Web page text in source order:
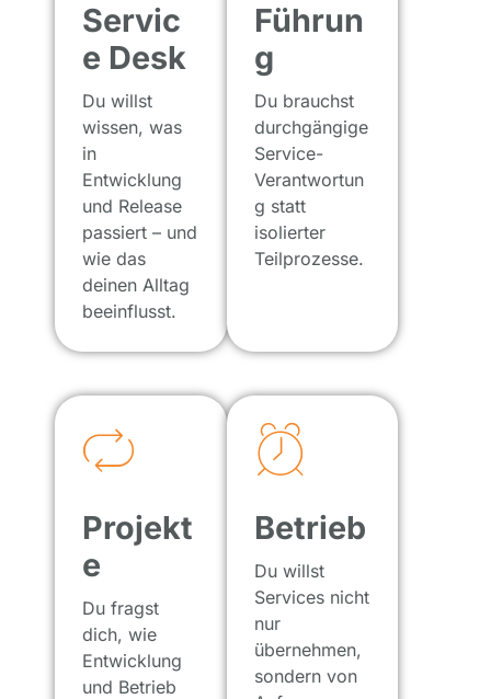
Servic
e Desk
Du willst
wissen, was
in
Entwicklung
und Release
passiert – und
wie das
deinen Alltag
beeinflusst.
Führun
g
Du brauchst
durchgängige
Service-
Verantwortun
g statt
isolierter
Teilprozesse.
Projekt
e
Du fragst
dich, wie
Entwicklung
und Betrieb
Betrieb
Du willst
Services nicht
nur
übernehmen,
sondern von